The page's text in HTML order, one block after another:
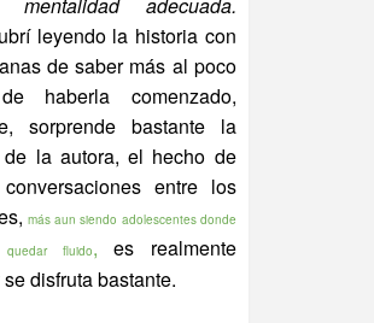
leyendo la historia con
de saber más al poco
haberla comenzado,
sorprende bastante la
de la autora, el hecho de
entre los
más aun siendo adolescentes donde
fluido,es realmente
disfruta bastante.